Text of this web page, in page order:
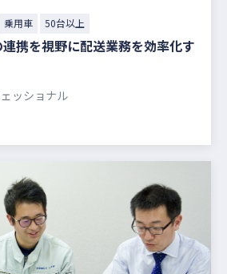
乗用車 50台以上
携を視野に配送業務を効率化す
ッショナル